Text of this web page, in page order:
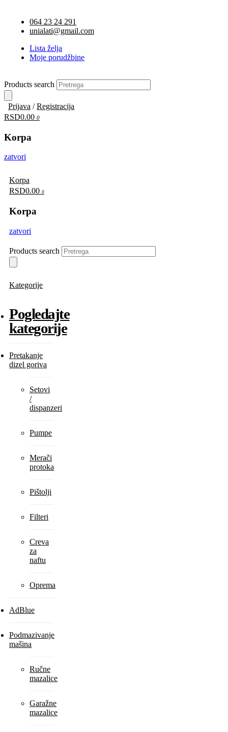
064 23 24 291
unialati@gmail.com
Lista želja
Moje porudžbine
Products search
Prijava / Registracija
RSD0.00 0
Korpa
zatvori
Korpa
RSD0.00 0
Korpa
zatvori
Products search
Kategorije
Pogledajte
kategorije
Pretakanje
dizel goriva
Setovi
/
dispanzeri
Pumpe
Merači
protoka
Pištolji
Filteri
Creva
za
naftu
Oprema
AdBlue
Podmazivanje
mašina
Ručne
mazalice
Garažne
mazalice